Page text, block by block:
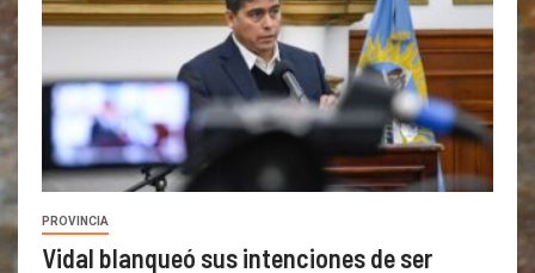
PROVINCIA
Vidal blanqueó sus intenciones de ser